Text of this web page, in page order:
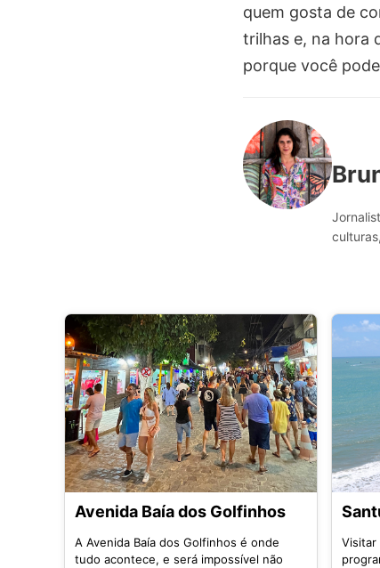
quem gosta de
trilhas e, na hora
porque você
Avenida Baía dos Golfinhos
A Avenida Baía dos Golfinhos é onde
tudo acontece, e será impossível não
Visitar